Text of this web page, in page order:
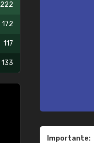
222
172
117
133
Importante: